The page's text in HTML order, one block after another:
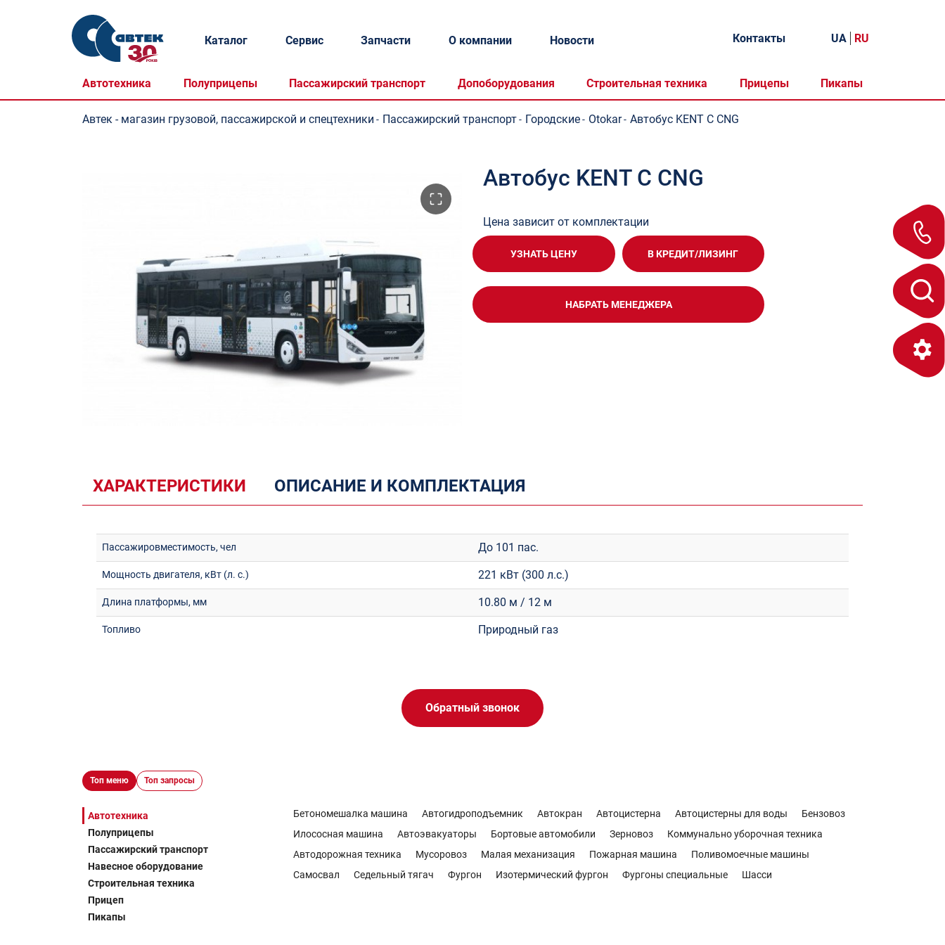
Каталог
Автотехника Полуприцепы Пассажирский транспорт Допоборудования Строительная техника Прицепы Пикапы
Сервис Запчасти О компании Новости Контакты UA RU
Автек - магазин грузовой, пассажирской и спецтехники - Пассажирский транспорт- Городские- Otokar- Автобус KENT C CNG
Автобус KENT C CNG
Цена зависит от комплектации
УЗНАТЬ ЦЕНУ В КРЕДИТ/ЛИЗИНГ
НАБРАТЬ МЕНЕДЖЕРА
ХАРАКТЕРИСТИКИ ОПИСАНИЕ И КОМПЛЕКТАЦИЯ
Пассажировместимость, чел До 101 пас.
Мощность двигателя, кВт (л. с.) 221 кВт (300 л.с.)
Длина платформы, мм 10.80 м / 12 м
Топливо Природный газ
Обратный звонок
Топ меню Топ запросы
Автотехника
Полуприцепы
Пассажирский транспорт
Навесное оборудование
Строительная техника
Прицеп
Пикапы
Бетономешалка машина Автогидроподъемник Автокран Автоцистерна Автоцистерны для воды
Бензовоз
Илососная машина
Автоэвакуаторы Бортовые автомобили Зерновоз
Коммунально уборочная техника
Автодорожная техника
Мусоровоз Малая механизация Пожарная машина
Поливомоечные машины
Самосвал
Седельный тягач Фургон Изотермический фургон Фургоны специальные Шасси